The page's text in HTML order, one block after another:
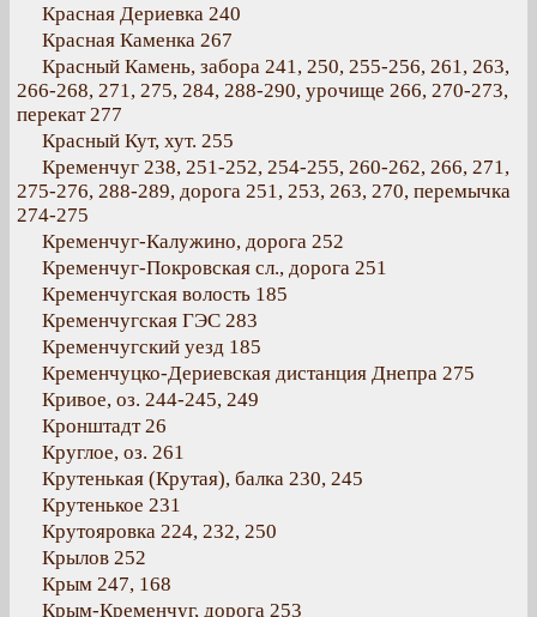
Красная Дериевка 240
Красная Каменка 267
Красный Камень, забора 241, 250, 255-256, 261, 263,
266-268, 271, 275, 284, 288-290, урочище 266, 270-273,
перекат 277
Красный Кут, хут. 255
Кременчуг 238, 251-252, 254-255, 260-262, 266, 271,
275-276, 288-289, дорога 251, 253, 263, 270, перемычка
274-275
Кременчуг-Калужино, дорога 252
Кременчуг-Покровская сл., дорога 251
Кременчугская волость 185
Кременчугская ГЭС 283
Кременчугский уезд 185
Кременчуцко-Дериевская дистанция Днепра 275
Кривое, оз. 244-245, 249
Кронштадт 26
Круглое, оз. 261
Крутенькая (Крутая), балка 230, 245
Крутенькое 231
Крутояровка 224, 232, 250
Крылов 252
Крым 247, 168
Крым-Кременчуг, дорога 253